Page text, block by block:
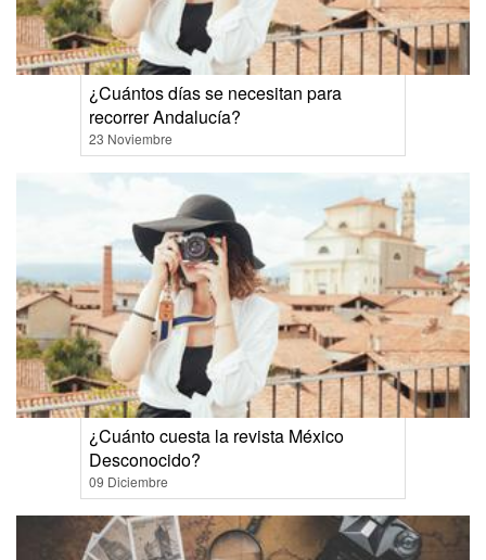
¿Cuántos días se necesitan para
recorrer Andalucía?
23 Noviembre
¿Cuánto cuesta la revista México
Desconocido?
09 Diciembre